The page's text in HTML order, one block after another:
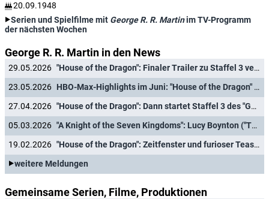
20.09.1948
Serien und Spielfilme mit George R. R. Martinim TV-Programm
der nächsten Wochen
George R. R. Martin in den News
29.05.2026
"House of the Dragon": Finaler Trailer zu Staffel 3 veröffentlicht
23.05.2026
HBO-Max-Highlights im Juni: "House of the Dragon" und Neues von Larry David
27.04.2026
"House of the Dragon": Dann startet Staffel 3 des "Game of Thrones"-Prequels
05.03.2026
"A Knight of the Seven Kingdoms": Lucy Boynton ("The Politician"), Babou Ceesay ("Alien: Earth") und Peter Mullan ("The Witcher
19.02.2026
"House of the Dragon": Zeitfenster und furioser Teaser-Trailer zu Staffel 3 ist da!
weitere Meldungen
Gemeinsame Serien, Filme, Produktionen